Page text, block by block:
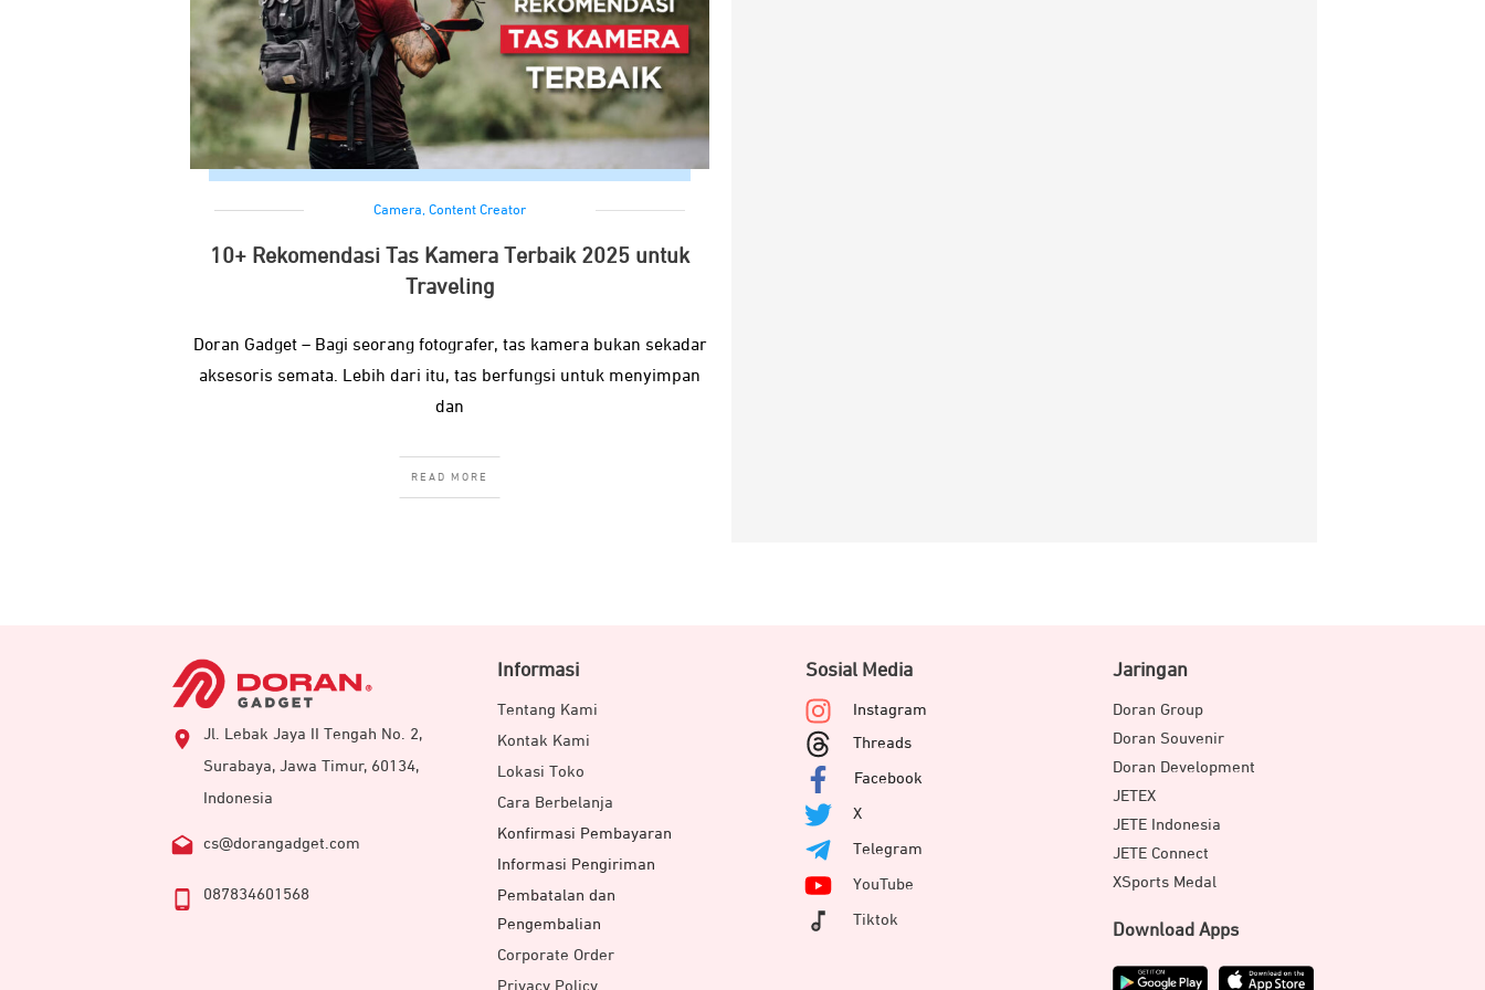
Camera, Content Creator
10+ Rekomendasi Tas Kamera Terbaik 2025 untuk
Traveling
Doran Gadget – Bagi seorang fotografer, tas kamera bukan sekadar
aksesoris semata. Lebih dari itu, tas berfungsi untuk menyimpan
dan
READ MORE
Jl. Lebak Jaya II Tengah No. 2,
Surabaya, Jawa Timur, 60134,
Indonesia
cs@dorangadget.com
087834601568
Informasi
Tentang Kami
Kontak Kami
Lokasi Toko
Cara Berbelanja
Konfirmasi Pembayaran
Informasi Pengiriman
Pembatalan dan
Pengembalian
Corporate Order
Privacy Policy
Sosial Media
Instagram
Threads
Facebook
X
Telegram
YouTube
Tiktok
Jaringan
Doran Group
Doran Souvenir
Doran Development
JETEX
JETE Indonesia
JETE Connect
XSports Medal
Download Apps